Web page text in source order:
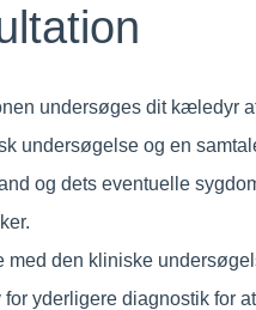
undersøges dit kæledyr
undersøgelse og en
og dets eventuelle
med den kliniske
yderligere diagnostik for